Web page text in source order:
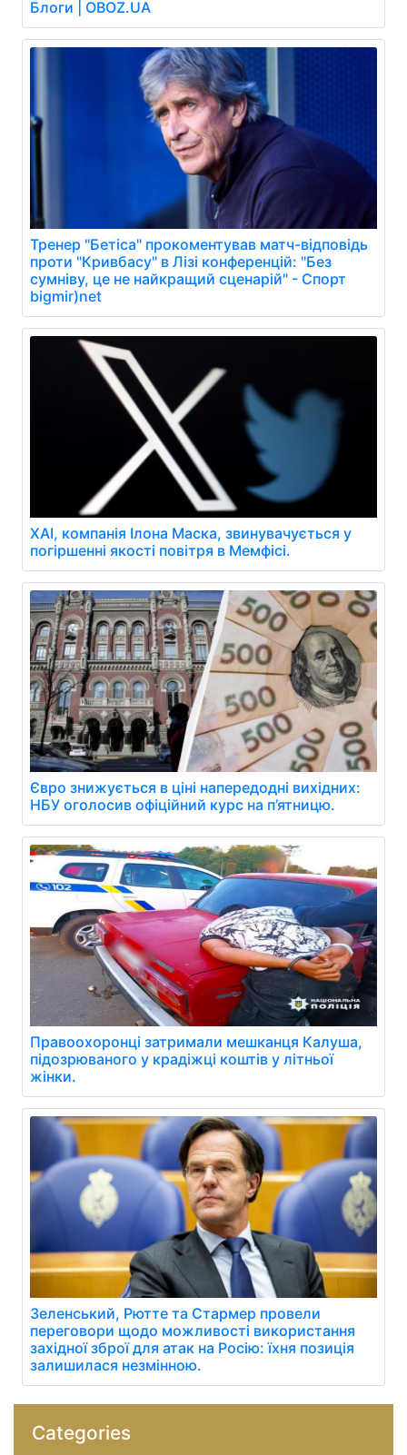
Блоги | OBOZ.UA
Тренер "Бетіса" прокоментував матч-відповідь
проти "Кривбасу" в Лізі конференцій: "Без
сумніву, це не найкращий сценарій" - Спорт
bigmir)net
XAI, компанія Ілона Маска, звинувачується у
погіршенні якості повітря в Мемфісі.
Євро знижується в ціні напередодні вихідних:
НБУ оголосив офіційний курс на п’ятницю.
Правоохоронці затримали мешканця Калуша,
підозрюваного у крадіжці коштів у літньої
жінки.
Зеленський, Рютте та Стармер провели
переговори щодо можливості використання
західної зброї для атак на Росію: їхня позиція
залишилася незмінною.
Categories